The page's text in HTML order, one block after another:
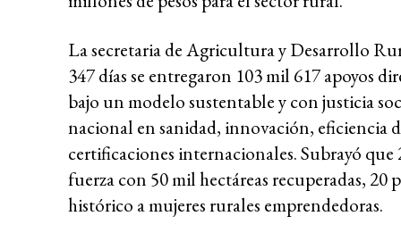
La secretaria de Agricultura y Desarrollo
347 días se entregaron 103 mil 617 apoyos
bajo un modelo sustentable y con justicia
nacional en sanidad, innovación, eficiencia
certificaciones internacionales. Subrayó que
fuerza con 50 mil hectáreas recuperadas,
histórico a mujeres rurales emprendedoras.